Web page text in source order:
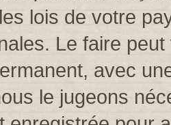
lois de votre
Le faire
avec
le jugeons